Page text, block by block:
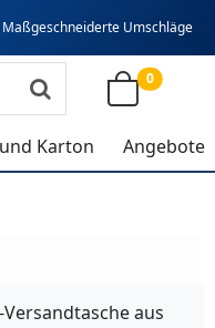
Maßgeschneiderte Umschläge
0
Karton Angebote
aus